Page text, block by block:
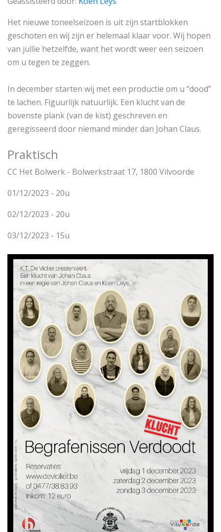
Het nieuwe toneelseizoen is uit zijn startblokken
geschoten en wij zijn er helemaal klaar voor. Wij hopen
van jullie hetzelfde, want het wordt weer een seizoen
om u tegen te zeggen.
In december starten wij met een productie om u “dood”
te lachen. Figuurlijk natuurlijk. Een klucht van de
bovenste plank (van de kist) geschreven en
geregisseerd door niemand minder dan Johan Claus.
Praktisch
CC Het Bolwerk - Bolwerkstraat 17, 1800 Vilvoorde
01/12/2023 - 20u
02/12/2023 - 20u
03/12/2023 - 15u